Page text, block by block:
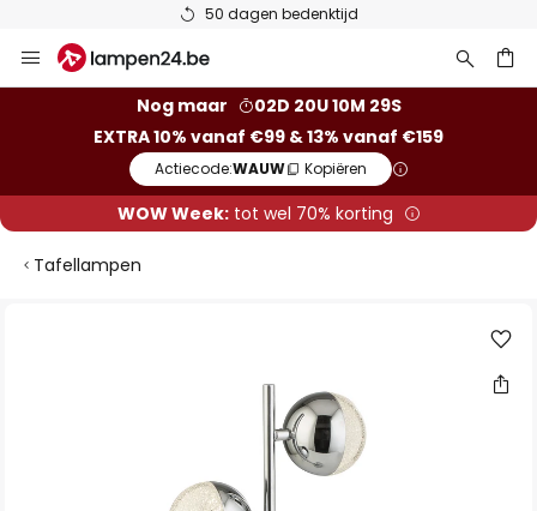
50 dagen bedenktijd
naar
Nog maar
02D 20U 10M 28S
EXTRA 10% vanaf €99 & 13% vanaf €159
Actiecode:WAUW Kopiëren
WOW Week:tot wel 70% korting
Tafellampen